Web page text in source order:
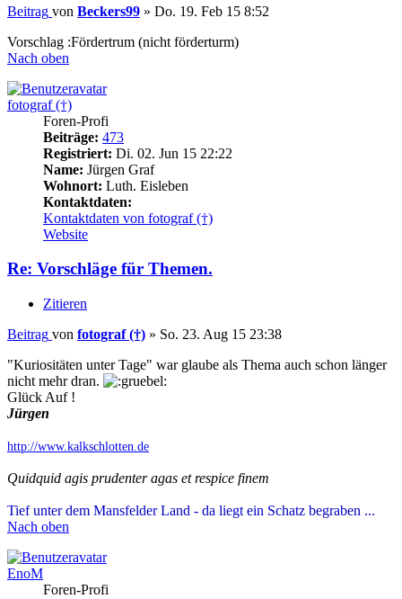
Beitrag von Beckers99 » Do. 19. Feb 15 8:52
Vorschlag :Fördertrum (nicht förderturm)
Nach oben
fotograf (†)
Foren-Profi
Beiträge: 473
Registriert: Di. 02. Jun 15 22:22
Name: Jürgen Graf
Wohnort: Luth. Eisleben
Kontaktdaten:
Kontaktdaten von fotograf (†)
Website
Re: Vorschläge für Themen.
Zitieren
Beitrag von fotograf (†) » So. 23. Aug 15 23:38
"Kuriositäten unter Tage" war glaube als Thema auch schon länger
nicht mehr dran.
Glück Auf !
Jürgen
http://www.kalkschlotten.de
Quidquid agis prudenter agas et respice finem
Tief unter dem Mansfelder Land - da liegt ein Schatz begraben ...
Nach oben
EnoM
Foren-Profi